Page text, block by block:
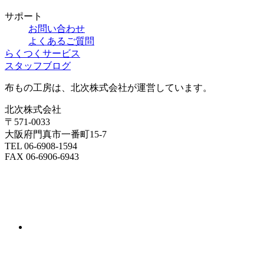
サポート
お問い合わせ
よくあるご質問
らくつくサービス
スタッフブログ
布もの工房は、北次株式会社が運営しています。
北次株式会社
〒571-0033
大阪府門真市一番町15-7
TEL 06-6908-1594
FAX 06-6906-6943